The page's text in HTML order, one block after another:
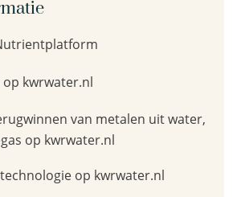
op kwrwater.nl
van metalen uit water,
op kwrwater.nl
op kwrwater.nl